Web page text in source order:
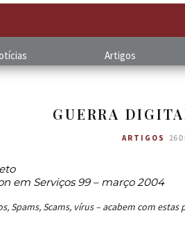
Artigos
GUERRA
ARTIGOS 26
em Serviços 99 – março 2004
Spams, Scams, vírus – acabem com